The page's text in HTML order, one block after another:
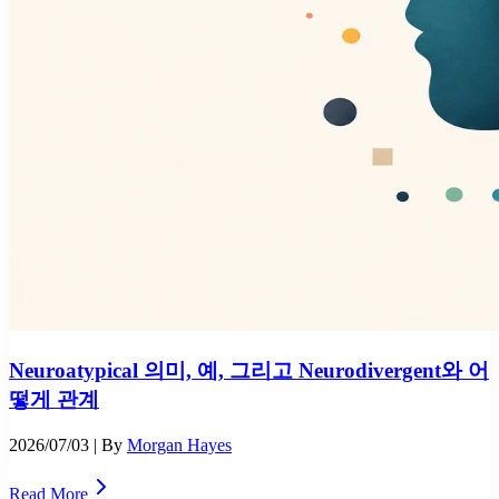
Neuroatypical 의미, 예, 그리고 Neurodivergent와 어
떻게 관계
2026/07/03 | By Morgan Hayes
Read More